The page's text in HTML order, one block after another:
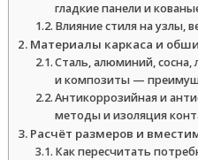
гладкие панели и
Влияние стиля на узлы,
Материалы каркаса и
Сталь, алюминий, сосна,
и композиты —
Антикоррозийная и
методы и изоляция
Расчёт размеров и
Как пересчитать